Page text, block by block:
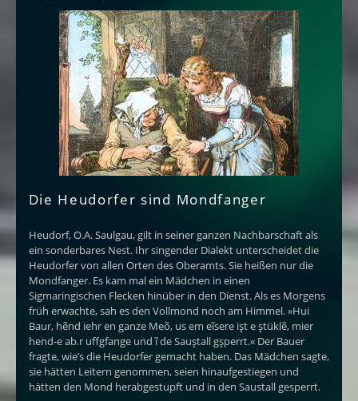
Die Heudorfer sind Mondfanger
Heudorf, O.A. Saulgau, gilt in seiner ganzen Nachbarschaft als
ein sonderbares Nest. Ihr singender Dialekt unterscheidet die
Heudorfer von allen Orten des Oberamts. Sie heißen nur die
Mondfanger. Es kam mal ein Mädchen in einen
Sigmaringischen Flecken hinüber in den Dienst. Als es Morgens
früh erwachte, sah es den Vollmond noch am Himmel. »Hui
Baur, hẽnd iehr en ganze Meõ, us em eĩsere işt e ştüklẽ, mier
hend-e ab.r uffgfange und ĩ de Sauştall gşperrt.« Der Bauer
fragte, wie’s die Heudorfer gemacht haben. Das Mädchen sagte,
sie hätten Leitern genommen, seien hinaufgestiegen und
hätten den Mond herabgestupft und in den Saustall gesperrt.